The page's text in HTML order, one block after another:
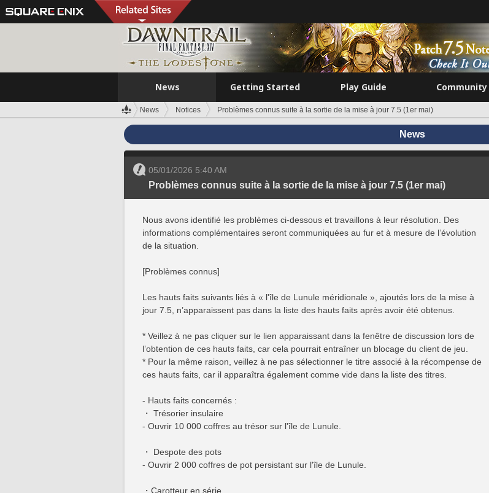
News Getting Started Play Guide Community
News Notices Problèmes connus suite à la sortie de la mise à jour 7.5 (1er mai)
News
05/01/2026 5:40 AM
Problèmes connus suite à la sortie de la mise à jour 7.5 (1er mai)
Nous avons identifié les problèmes ci-dessous et travaillons à leur résolution. Des
informations complémentaires seront communiquées au fur et à mesure de l’évolution
de la situation.
[Problèmes connus]
Les hauts faits suivants liés à « l'île de Lunule méridionale », ajoutés lors de la mise à
jour 7.5, n’apparaissent pas dans la liste des hauts faits après avoir été obtenus.
* Veillez à ne pas cliquer sur le lien apparaissant dans la fenêtre de discussion lors de
l’obtention de ces hauts faits, car cela pourrait entraîner un blocage du client de jeu.
* Pour la même raison, veillez à ne pas sélectionner le titre associé à la récompense de
ces hauts faits, car il apparaîtra également comme vide dans la liste des titres.
- Hauts faits concernés :
・ Trésorier insulaire
- Ouvrir 10 000 coffres au trésor sur l'île de Lunule.
・ Despote des pots
- Ouvrir 2 000 coffres de pot persistant sur l'île de Lunule.
・Carotteur en série